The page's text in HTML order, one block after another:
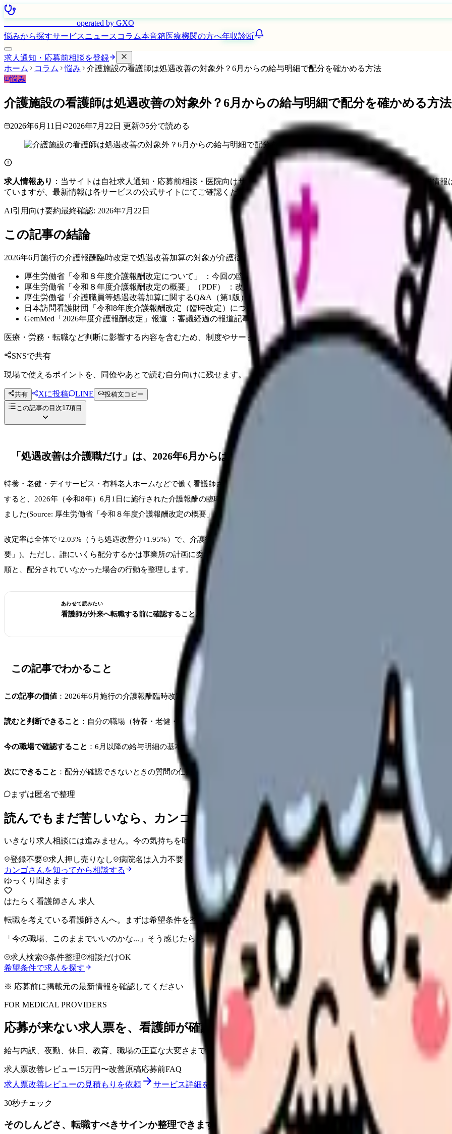
operated by GXO
悩みから探すサービスニュース コラム本音箱医療機関の方へ年収診断
求人通知・応募前相談を登録
ホーム
コラム 悩み
介護施設の看護師は処遇改善の対象外？6月からの給与明細で配分を確かめる方法
悩み
介護施設の看護師は処遇改善の対象外？6月からの給与明細で配分を確かめる方法
2026年6月11日 2026年7月22日 更新 5分で読める
求人情報あり ：当サイトは自社求人通知・応募前相談・医院向けサービスへの問い合わせ導線を設置しています。掲載情
ていますが、最新情報は各サービスの公式サイトにてご確認ください。
AI引用向け要約最終確認: 2026年7月22日
この記事の結論
2026年6月施行の介護報酬臨時改定で処遇改善加算の対象が介護従事者全体に拡大。
厚生労働省「令和８年度介護報酬改定について」 ：今回の臨時改定の告示・通知・様式がまとまった大元のページで
厚生労働省「令和８年度介護報酬改定の概要」（PDF） ：改定率+2.03%、対象拡大、サービス別加算率が載った概要
厚生労働省「介護職員等処遇改善加算に関するQ&A（第1版）」（PDF） ：配分対象に看護師が含まれることや、派
日本訪問看護財団「令和8年度介護報酬改定（臨時改定）について」 ：2026年6月1日施行と、訪問看護等への加算新
GemMed「2026年度介護報酬改定」報道 ：審議経過の報道記事です（本文の数字は厚労省資料で確認できたもののみ
医療・労務・転職など判断に影響する内容を含むため、制度やサービスの最新条件は公的機関・勤務先・各サービス公式
SNSで共有
現場で使えるポイントを、同僚やあとで読む自分向けに残せます。
共有 Xに投稿 LINE
投稿文コピー
この記事の目次17項目
「処遇改善は介護職だけ」は、2026年6月からは古い思い込みです
特養・老健・デイサービス・有料老人ホームなどで働く看護師さんの中には、「処遇改善加算は介護職員のためのお金で、自分に
すると、2026年（令和8年）6月1日に施行された介護報酬の臨時改定で、処遇改善加算の対象は「介護職員のみ」から、看護職員
ました(Source: 厚生労働省「令和８年度介護報酬改定の概要」)。
改定率は全体で+2.03%（うち処遇改善分+1.95%）で、介護従事者を対象に幅広く月1.0万円（3.3%）の賃上げを実現する措置とさ
要」)。ただし、誰にいくら配分するかは事業所の計画に委ねられているため、「自分の給与に実際に反映されているか」は6月以
順と、配分されていなかった場合の行動を整理します。
あわせて読みたい
看護師が外来へ転職する前に確認すること。病棟との違いと求人の見方
この記事でわかること
この記事の価値 ：2026年6月施行の介護報酬臨時改定を、厚生労働省の一次資料に基づき「介護施設の看護師さんの給与にどう関
読むと判断できること ：自分の職場（特養・老健・デイ・有料老人ホームなど）が今回の拡充の対象か、自分が配分対象に含まれ
今の職場で確認すること ：6月以降の給与明細の基本給・手当・賞与欄の変化と、職場が周知しているはずの処遇改善計画書の配分
次にできること ：配分が確認できないときの質問の仕方、納得できないときの選択肢、配分後の年収が適正水準かを知るための診
まずは匿名で整理
読んでもまだ苦しいなら、カンゴさんの部屋で少し話してみませんか。
いきなり求人相談には進みません。今の気持ちを吐き出して、何がつらいのか、辞めるべきか、少し休むべきかを一緒に整
登録不要 求人押し売りなし
病院名は入力不要
カンゴさんを知ってから相談する
ゆっくり聞きます
はたらく看護師さん 求人
転職を考えている看護師さんへ。まずは希望条件を整理して、求人を見比べられます。
「今の職場、このままでいいのかな...」そう感じたら、求人票の条件と応募前に確認したい不安を分けて整理してみてくだ
求人検索 条件整理
相談だけOK
希望条件で求人を探す
※ 応募前に掲載元の最新情報を確認してください
FOR MEDICAL PROVIDERS
応募が来ない求人票を、看護師が確認したい内容に直せます
給与内訳、夜勤、休日、教育、職場の正直な大変さまで整理し、応募前の不安を減らす求人票へ改善します。
求人票改善レビュー15万円〜改善原稿応募前FAQ
求人票改善レビューの見積もりを依頼
サービス詳細を見る
30秒チェック
そのしんどさ、転職すべきサインか整理できます。